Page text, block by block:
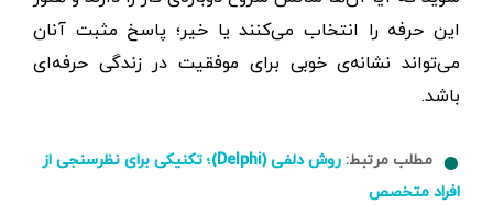
این حرفه را انتخاب می‌کنند یا خیر؛ پاسخ مثبت آنان
می‌تواند نشانه‌ی خوبی برای موفقیت در زندگی حرفه‌ای
باشد.
مطلب مرتبط:
روش دلفی (Delphi)؛ تکنیکی برای نظرسنجی از
افراد متخصص